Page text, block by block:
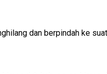
dan berpindah ke